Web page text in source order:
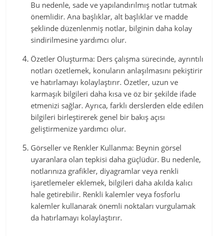
Bu nedenle, sade ve yapılandırılmış notlar tutmak
önemlidir. Ana başlıklar, alt başlıklar ve madde
şeklinde düzenlenmiş notlar, bilginin daha kolay
sindirilmesine yardımcı olur.
Özetler Oluşturma: Ders çalışma sürecinde, ayrıntılı
notları özetlemek, konuların anlaşılmasını pekiştirir
ve hatırlamayı kolaylaştırır. Özetler, uzun ve
karmaşık bilgileri daha kısa ve öz bir şekilde ifade
etmenizi sağlar. Ayrıca, farklı derslerden elde edilen
bilgileri birleştirerek genel bir bakış açısı
geliştirmenize yardımcı olur.
Görseller ve Renkler Kullanma: Beynin görsel
uyaranlara olan tepkisi daha güçlüdür. Bu nedenle,
notlarınıza grafikler, diyagramlar veya renkli
işaretlemeler eklemek, bilgileri daha akılda kalıcı
hale getirebilir. Renkli kalemler veya fosforlu
kalemler kullanarak önemli noktaları vurgulamak
da hatırlamayı kolaylaştırır.